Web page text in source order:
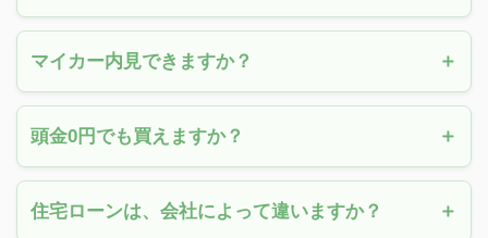
マイカー内見できますか？
頭金0円でも買えますか？
住宅ローンは、会社によって違いますか？